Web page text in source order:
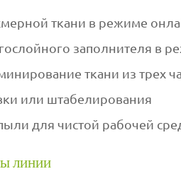
ткани в режиме
заполнителя в
ткани из трех
или штабелирования
для чистой рабочей
линии